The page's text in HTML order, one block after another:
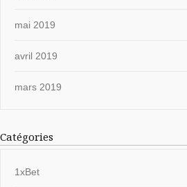
mai 2019
avril 2019
mars 2019
Catégories
1xBet